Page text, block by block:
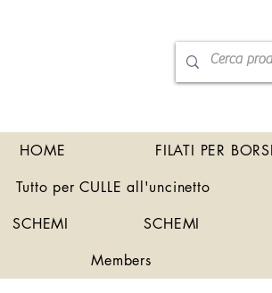
HOME FILATI PER
Tutto per CULLE all'uncinetto
SCHEMI
SCHEMI
Members